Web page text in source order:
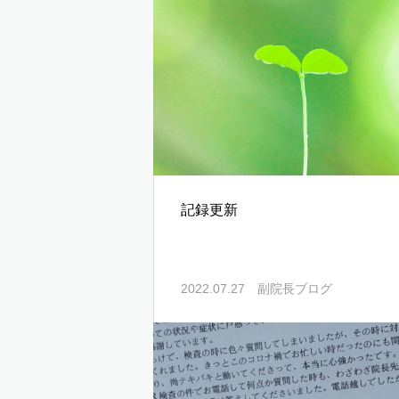
記録更新
2022.07.27 副院長ブログ